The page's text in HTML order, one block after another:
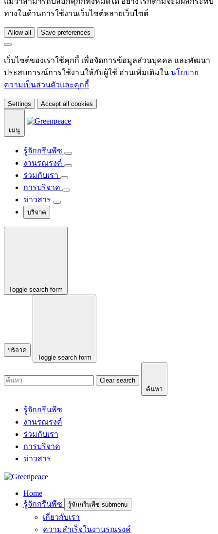
ทางในด้านการใช้งานเว็บไซต์หลายเว็บไซต์
Allow all Save preferences
เว็บไซต์ของเราใช้คุกกี้ เพื่อจัดการข้อมูลส่วนบุคคล และพัฒนา
ประสบการณ์การใช้งานให้กับผู้ใช้ อ่านเพิ่มเติมใน นโยบาย
ความเป็นส่วนตัวและคุกกี้
Settings Accept all cookies
เมนู
รู้จักกรีนพีซ
งานรณรงค์
ร่วมกับเรา
การบริจาค
ข่าวสาร
บริจาค
Toggle search form
บริจาค
Toggle search form
Clear search
ค้นหา
รู้จักกรีนพีซ
งานรณรงค์
ร่วมกับเรา
การบริจาค
ข่าวสาร
Home
รู้จักกรีนพีซ
รู้จักกรีนพีซ submenu
เกี่ยวกับเรา
ความสำเร็จในงานรณรงค์